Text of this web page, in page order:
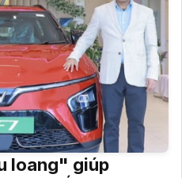
loang" giúp